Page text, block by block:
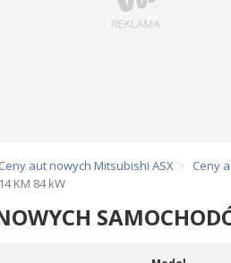
Ceny aut nowych Mitsubishi ASX
Ceny
KM 84 kW